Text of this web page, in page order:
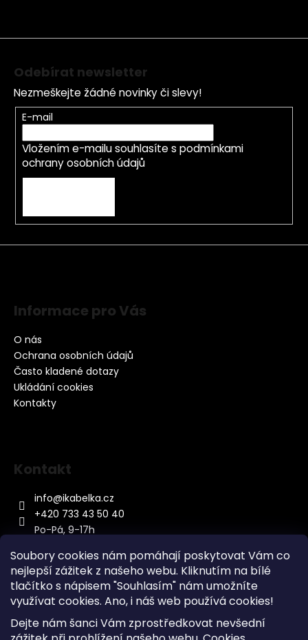
Soubory cookies nám pomáhají poskytovat Vám co
nejlepší zážitek z našeho webu. Kliknutím na bílé
tlačítko s nápisem "Souhlasím" nám umožníte
využívat cookies. Ano, i náš web používá cookies!
Dejte nám šanci Vám zprostředkovat nevšední
Odebírat newsletter
Nezmeškejte žádné novinky či slevy!
E-mail
Vložením e-mailu souhlasíte s podmínkami
ochrany osobních údajů
Informace pro Vás
O nás
Ochrana osobních údajů
Často kladené dotazy
Ukládání cookies
Kontakty
Kontakt
info@ikabelka.cz
+420 733 43 50 40
Po-Pá, 9-17h
Kontakt
Sitemap